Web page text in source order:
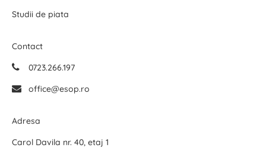
Studii de piata
Contact
0723.266.197
office@esop.ro
Adresa
Carol Davila nr. 40, etaj 1